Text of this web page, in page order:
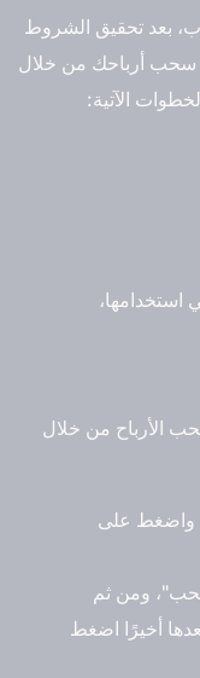
بعد تحقيق الشروط
سحب أرباحك من خلال
الآتية:
الأرباح من خلال
واضغط على
ومن ثم
أخيرًا اضغط